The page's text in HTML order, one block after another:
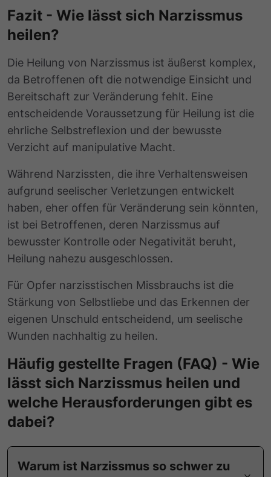
Fazit - Wie lässt sich Narzissmus
heilen?
Die Heilung von Narzissmus ist äußerst komplex,
da Betroffenen oft die notwendige Einsicht und
Bereitschaft zur Veränderung fehlt. Eine
entscheidende Voraussetzung für Heilung ist die
ehrliche Selbstreflexion und der bewusste
Verzicht auf manipulative Macht.
Während Narzissten, die ihre Verhaltensweisen
aufgrund seelischer Verletzungen entwickelt
haben, eher offen für Veränderung sein könnten,
ist bei Betroffenen, deren Narzissmus auf
bewusster Kontrolle oder Negativität beruht,
Heilung nahezu ausgeschlossen.
Für Opfer narzisstischen Missbrauchs ist die
Stärkung von Selbstliebe und das Erkennen der
eigenen Unschuld entscheidend, um seelische
Wunden nachhaltig zu heilen.
Häufig gestellte Fragen (FAQ) - Wie
lässt sich Narzissmus heilen und
welche Herausforderungen gibt es
dabei?
Warum ist Narzissmus so schwer zu